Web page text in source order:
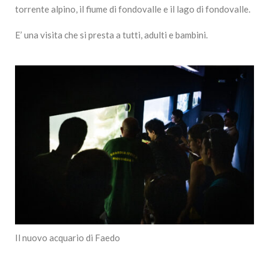
torrente alpino, il fiume di fondovalle e il lago di fondovalle.
E’ una visita che si presta a tutti, adulti e bambini.
Il nuovo acquario di Faedo